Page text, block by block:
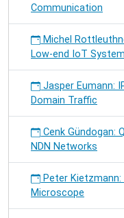
Communication
Michel
Low-end IoT
Jasper Eumann:
Domain Traffic
Cenk Gündogan:
NDN Networks
Peter
Microscope